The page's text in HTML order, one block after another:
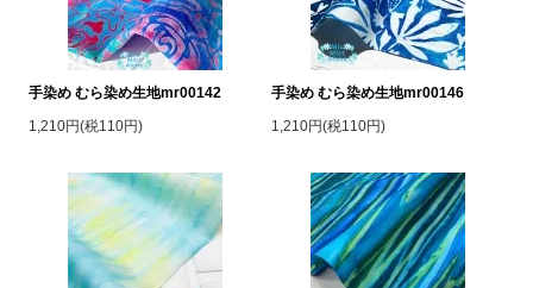
手染め むら染め生地mr00142
1,210円(税110円)
手染め むら染め生地mr00146
1,210円(税110円)